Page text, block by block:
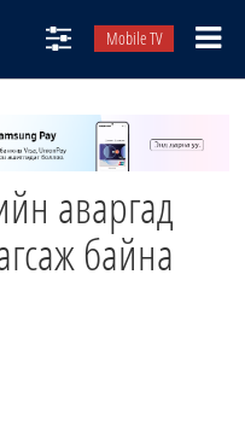
Mobile TV
аваргад
байна